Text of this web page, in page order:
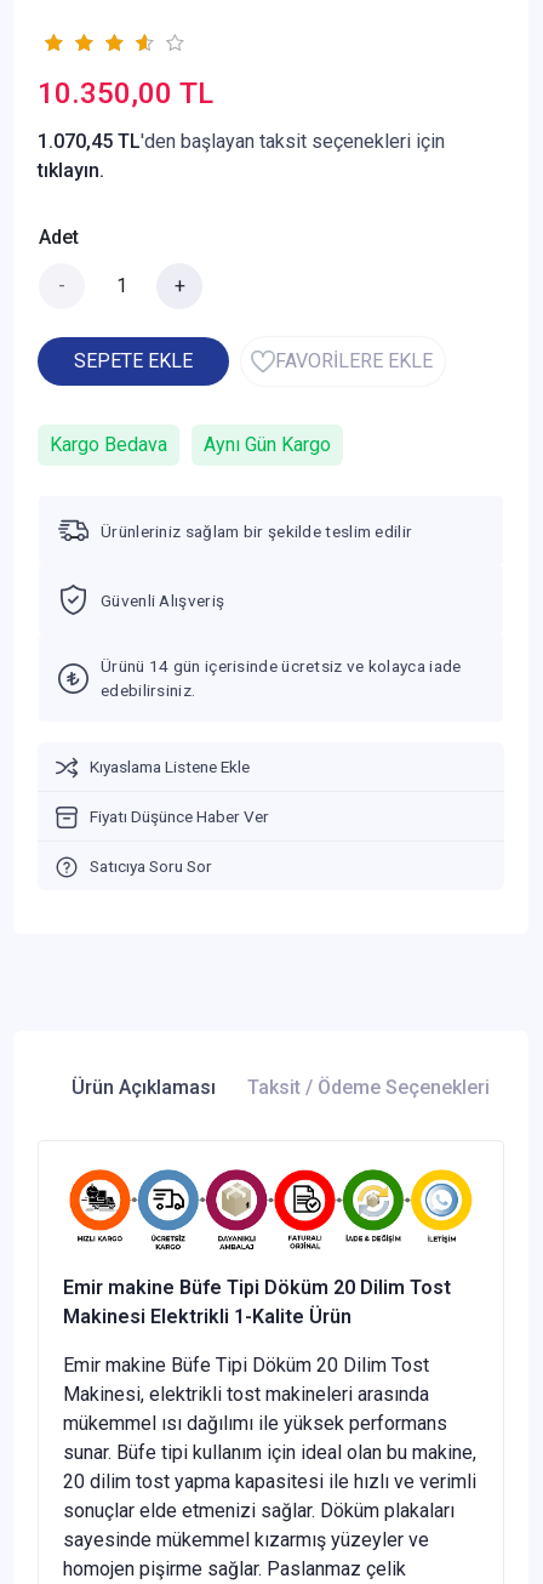
10.350,00 TL
1.070,45 TL'den başlayan taksit seçenekleri için
tıklayın.
Adet
- +
SEPETE EKLE FAVORİLERE EKLE
Kargo Bedava Aynı Gün Kargo
Ürünleriniz sağlam bir şekilde teslim edilir
Güvenli Alışveriş
Ürünü 14 gün içerisinde ücretsiz ve kolayca iade
edebilirsiniz.
Kıyaslama Listene Ekle
Fiyatı Düşünce Haber Ver
Satıcıya Soru Sor
Ürün Açıklaması Taksit / Ödeme Seçenekleri
Emir makine Büfe Tipi Döküm 20 Dilim Tost
Makinesi Elektrikli 1-Kalite Ürün
Emir makine Büfe Tipi Döküm 20 Dilim Tost
Makinesi, elektrikli tost makineleri arasında
mükemmel ısı dağılımı ile yüksek performans
sunar. Büfe tipi kullanım için ideal olan bu makine,
20 dilim tost yapma kapasitesi ile hızlı ve verimli
sonuçlar elde etmenizi sağlar. Döküm plakaları
sayesinde mükemmel kızarmış yüzeyler ve
homojen pişirme sağlar. Paslanmaz çelik